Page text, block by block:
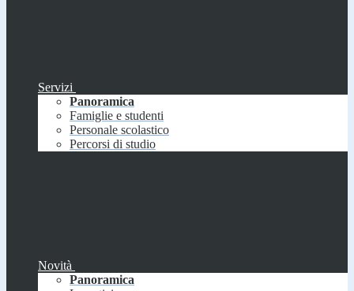
Servizi
Panoramica
Famiglie e studenti
Personale scolastico
Percorsi di studio
Novità
Panoramica